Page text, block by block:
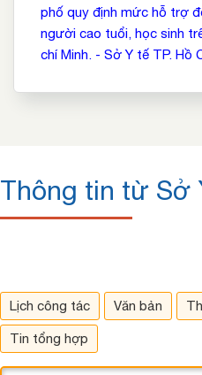
phố quy định mức hỗ trợ
người cao tuổi, học sinh
chí Minh. - Sở Y tế TP. Hồ
Thông tin từ Sở
Lịch công tác Văn bản
Tin tổng hợp